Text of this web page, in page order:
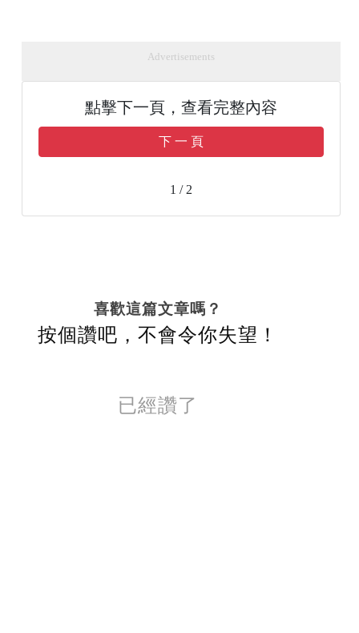
Advertisements
點擊下一頁，查看完整內容
下 一 頁
1 / 2
喜歡這篇文章嗎？
按個讚吧，不會令你失望！
已經讚了